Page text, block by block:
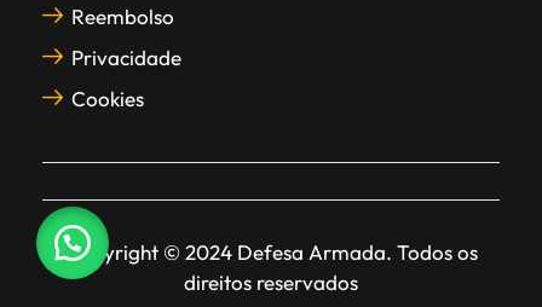
Reembolso
Privacidade
Cookies
Copyright © 2024 Defesa Armada. Todos os
direitos reservados